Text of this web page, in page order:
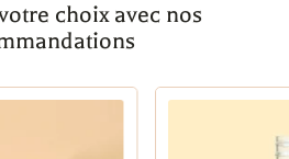
choix avec nos